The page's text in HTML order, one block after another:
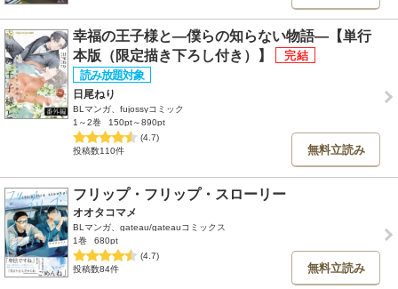
幸福の王子様と―僕らの知らない物語―【単行
本版（限定描き下ろし付き）】
日尾ねり
BLマンガ、fujossyコミック
1～2巻
150pt～890pt
(4.7)
投稿数110件
無料立読み
フリップ・フリップ・スローリー
オオタコマメ
BLマンガ、gateau/gateauコミックス
1巻
680pt
(4.7)
投稿数84件
無料立読み